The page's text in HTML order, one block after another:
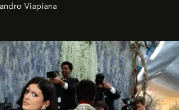
ancora il più assoluto riserbo.
Viapiana